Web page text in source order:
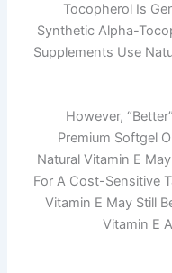
Natural
For A
Vitamin